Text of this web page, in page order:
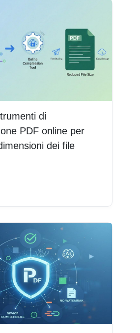
di
PDF online per
dei file